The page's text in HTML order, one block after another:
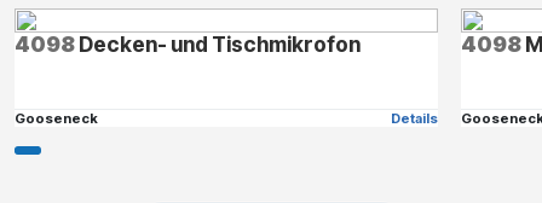
4098Decken- und Tischmikrofon
Gooseneck Details
4098